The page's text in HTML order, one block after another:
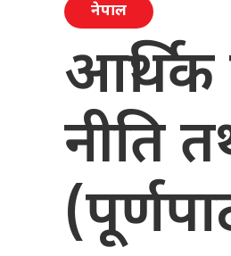
नेपाल
नीति